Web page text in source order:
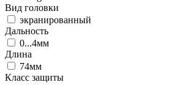
Вид головки
экранированный
Дальность
0...4мм
Длина
74мм
Класс защиты